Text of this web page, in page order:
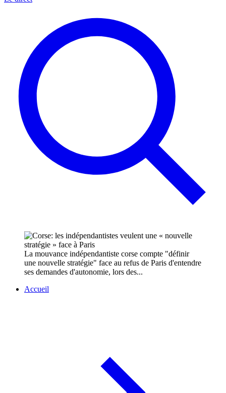
La mouvance indépendantiste corse compte "définir
une nouvelle stratégie" face au refus de Paris d'entendre
ses demandes d'autonomie, lors des...
Accueil